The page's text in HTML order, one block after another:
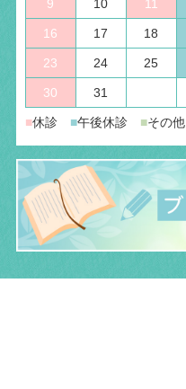
9 10 11
16 17 18
23 24 25
30 31
■休診 ■午後休診 ■その他